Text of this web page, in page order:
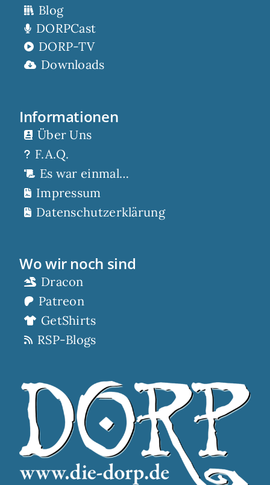
Blog
DORPCast
DORP-TV
Downloads
Informationen
Über Uns
F.A.Q.
Es war einmal…
Impressum
Datenschutzerklärung
Wo wir noch sind
Dracon
Patreon
GetShirts
RSP-Blogs